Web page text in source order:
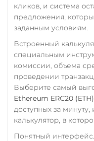
кликов, и система
предложения,
заданным условиям.
Встроенный
специальным
комиссии, объема
проведении
Выберите самый
Ethereum ERC20 (ETH)
доступных за
калькулятор, в
Понятный